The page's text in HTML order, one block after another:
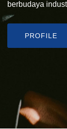
berbudaya
PROFILE